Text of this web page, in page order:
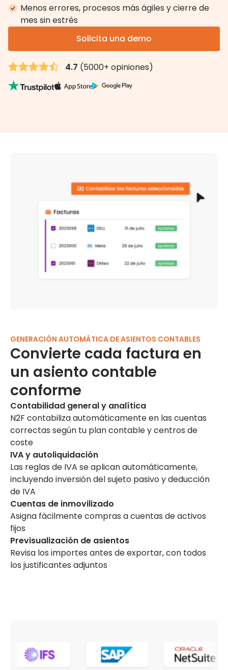
Menos errores, procesos más ágiles y cierre de
mes sin estrés
Solicita una demo
4.7 (5000+ opiniones)
GENERACIÓN AUTOMÁTICA DE ASIENTOS CONTABLES
Convierte cada factura en
un asiento contable
conforme
Contabilidad general y analítica
N2F contabiliza automáticamente en las cuentas
correctas según tu plan contable y centros de
coste
IVA y autoliquidación
Las reglas de IVA se aplican automáticamente,
incluyendo inversión del sujeto pasivo y deducción
de IVA
Cuentas de inmovilizado
Asigna fácilmente compras a cuentas de activos
fijos
Previsualización de asientos
Revisa los importes antes de exportar, con todos
los justificantes adjuntos